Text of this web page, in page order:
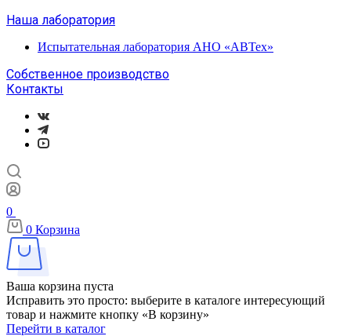
Наша лаборатория
Испытательная лаборатория АНО «АВТех»
Собственное производство
Контакты
0
0 Корзина
Ваша корзина пуста
Исправить это просто: выберите в каталоге интересующий
товар и нажмите кнопку «В корзину»
Перейти в каталог